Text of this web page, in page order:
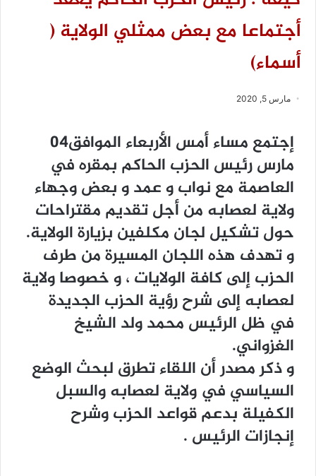
أجتماعا مع بعض ممثلي الولاية (
أسماء)
مارس 5, 2020
إجتمع مساء أمس الأربعاء الموافق04
مارس رئيس الحزب الحاكم بمقره في
العاصمة مع نواب و عمد و بعض وجهاء
ولاية لعصابه من أجل تقديم مقتراحات
حول تشكيل لجان مكلفين بزيارة الولاية.
و تهدف هذه اللجان المسيرة من طرف
الحزب إلى كافة الولايات ، و خصوصا ولاية
لعصابه إلى شرح رؤية الحزب الجديدة
في ظل الرئيس محمد ولد الشيخ
الغزواني.
و ذكر مصدر أن ﺍﻟﻠﻘﺎﺀ تطرق ﻟﺒﺤﺚ ﺍﻟﻮﺿﻊ
ﺍﻟﺴﻴﺎﺳﻲ ﻓﻲ ولاية لعصابه ﻭﺍﻟﺴﺒﻞ
ﺍﻟﻜﻔﻴﻠﺔ ﺑﺪﻋﻢ قواعد الحزب ﻭﺷﺮﺡ
ﺇﻧﺠﺎﺯﺍﺕ ﺍﻟﺮﺋﻴﺲ .